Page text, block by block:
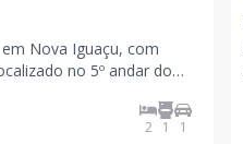
Nova Iguaçu, com
no 5º andar do
O imóvel conta
ampla e areja
2 1 1